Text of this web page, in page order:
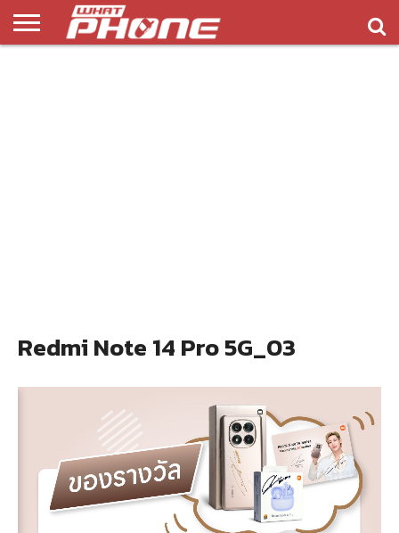
Redmi Note 14 Pro 5G_03